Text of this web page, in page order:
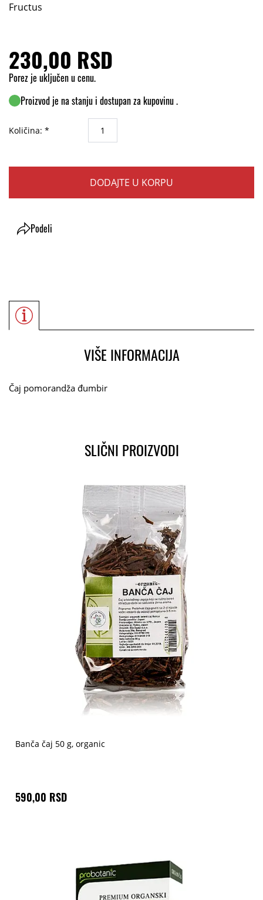
Fructus
230,00 RSD
Porez je uključen u cenu.
Proizvod je na stanju i dostupan za kupovinu .
Količina: *
DODAJTE U KORPU
Podeli
VIŠE INFORMACIJA
Čaj pomorandža đumbir
SLIČNI PROIZVODI
Banča čaj 50 g, organic
590,00 RSD